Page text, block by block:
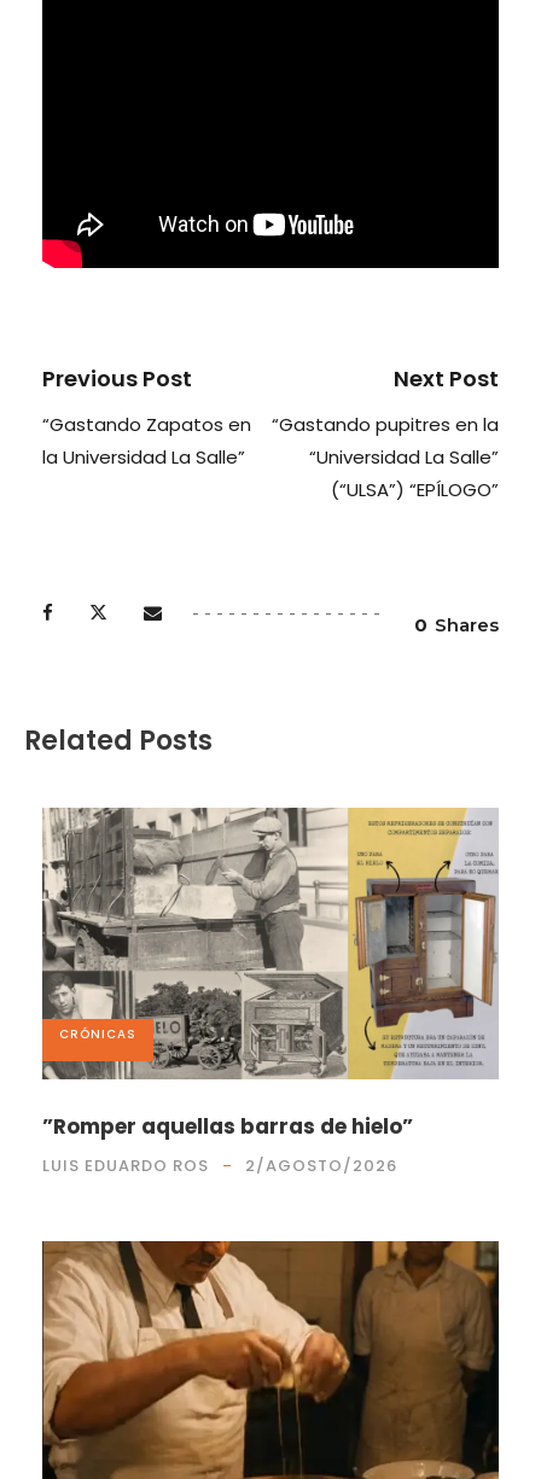
Previous Post
“Gastando Zapatos en
la Universidad La Salle”
Next Post
“Gastando pupitres en la
“Universidad La Salle”
(“ULSA”) “EPÍLOGO”
0 Shares
Related Posts
CRÓNICAS
”Romper aquellas barras de hielo”
LUIS EDUARDO ROS 2/AGOSTO/2026